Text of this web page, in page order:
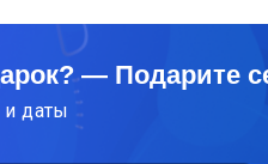
— Подарите
и даты